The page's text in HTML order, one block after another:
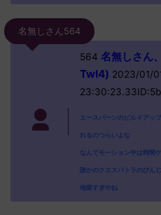
名無しさん564
564 名無しさん
TwI4) 2023/01/
エースバーンのビルドアッ
れるのつらいよな
なんでモーション中は時間
誰かのクエスパトラのびん
地獄すぎやね